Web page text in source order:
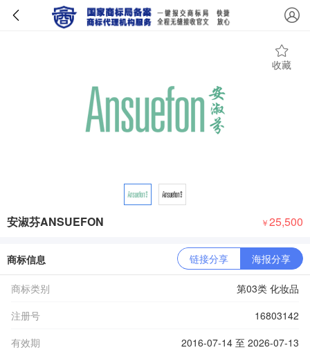
收藏
安淑芬ANSUEFON ￥25,500
商标信息 链接分享 海报分享
商标类别
第03类 化妆品
注册号
16803142
有效期
2016-07-14 至 2026-07-13